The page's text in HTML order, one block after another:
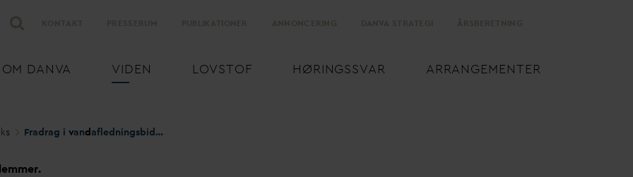
OM DANVA VIDEN LOVSTOF HØRINGSSVAR ARRANGEMENTER
Fradrag i vandafledningsbidrag for erhvervsejendomme og trappemodellen